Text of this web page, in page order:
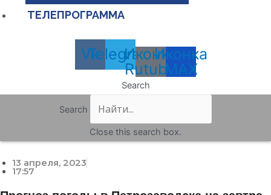
ТЕЛЕПРОГРАММА
Vk
Telegram
Иконка
Rutube
Иконка
MAX
Search
Search
Close this search box.
13 апреля, 2023
17:57